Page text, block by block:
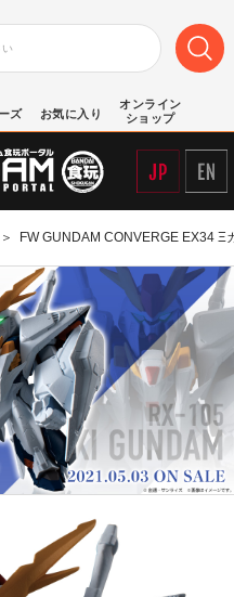
ズ お気に入り
オンライン
ショップ
＞ FW GUNDAM CONVERGE EX34 Ξ